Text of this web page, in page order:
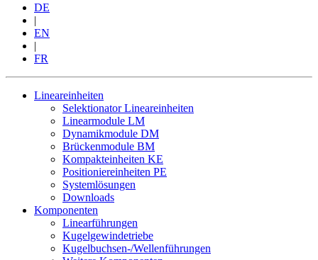
DE
|
EN
|
FR
Lineareinheiten
Selektionator Lineareinheiten
Linearmodule LM
Dynamikmodule DM
Brückenmodule BM
Kompakteinheiten KE
Positioniereinheiten PE
Systemlösungen
Downloads
Komponenten
Linearführungen
Kugelgewindetriebe
Kugelbuchsen-/Wellenführungen